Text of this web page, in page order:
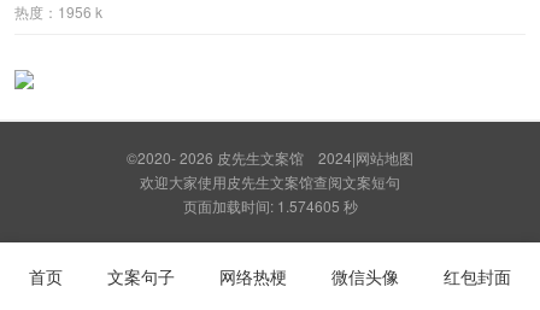
热度：1956 k
©2020- 2026 皮先生文案馆 2024|网站地图
欢迎大家使用皮先生文案馆查阅文案短句
页面加载时间: 1.574605 秒
首页 文案句子 网络热梗 微信头像 红包封面